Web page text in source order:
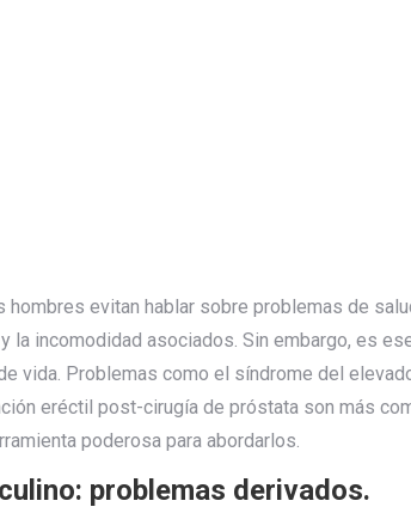
hombres evitan hablar sobre problemas de
la incomodidad asociados. Sin embargo, es
vida. Problemas como el síndrome del
eréctil post-cirugía de próstata son más
poderosa para abordarlos.
problemas derivados.